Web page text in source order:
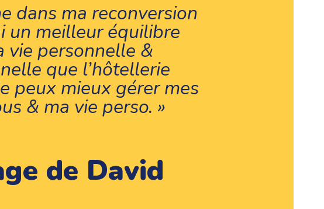
dans ma reconversion
un meilleur équilibre
vie personnelle &
que l’hôtellerie
peux mieux gérer mes
& ma vie perso. »
de David